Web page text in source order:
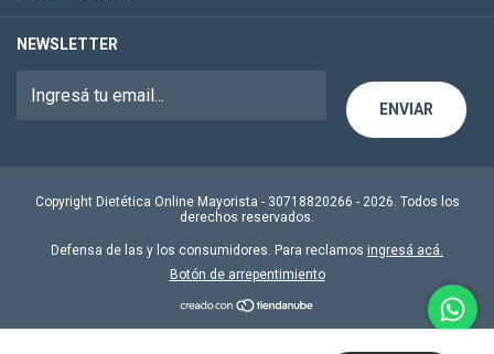
NEWSLETTER
Copyright Dietética Online Mayorista - 30718820266 - 2026. Todos los
derechos reservados.
Defensa de las y los consumidores. Para reclamos ingresá acá.
Botón de arrepentimiento